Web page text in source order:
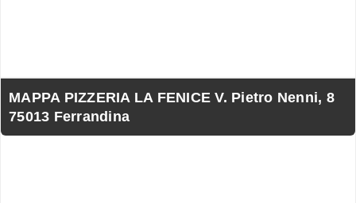
MAPPA PIZZERIA LA FENICE V. Pietro Nenni, 8
75013 Ferrandina